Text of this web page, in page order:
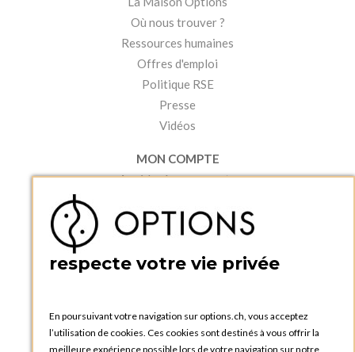
Où nous trouver ?
Ressources humaines
Offres d'emploi
Politique RSE
Presse
Vidéos
MON COMPTE
Accéder à mon compte
Créer un compte
PRATIQUE
Catalogues et bons de commande
Tutoriels
respecte votre vie privée
En poursuivant votre navigation sur options.ch, vous acceptez
l’utilisation de cookies. Ces cookies sont destinés à vous offrir la
meilleure expérience possible lors de votre navigation sur notre